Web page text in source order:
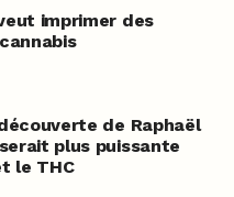
imprimer des
de Raphaël
plus puissante
le THC